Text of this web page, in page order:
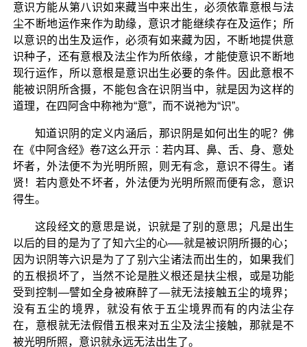
意识方能从第八识如来藏当中来出生，必须依靠意根与法
尘不断地运作来作为助缘，意识才能继续存在及运作；所
以意识的出生及运作，必须有如来藏为因，不断地提供意
识种子，还有意根及法尘作为所依缘，才能使意识不断地
现行运作，所以意根是意识出生必要的条件。因此意根不
能被识阴所含摄，不能包含在识阴当中，就是因为这样的
道理，在四阿含中称祂为“意”，而不说祂为“识”。
知道识阴的定义内涵后，那识阴是如何出生的呢？佛
在《中阿含经》卷7这么开示︰若内耳、鼻、舌、身、意处
坏者，外法便不为光明所照，则无有念，意识不得生。诸
贤！若内意处不坏者，外法便为光明所照而便有念，意识
得生。
这段经文的意思是说，识就是了别的意思；凡是出生
以后的目的是为了了知六尘的心──就是被识阴所摄的心；
因为识阴等六识是为了了别六尘诸法而出生的，如果我们
的五根损坏了，当然不论是胜义根还是扶尘根，或是功能
受到控制—譬如全身被麻醉了—就无法接触五尘的境界；
没有五尘的境界，就没有依于五尘境界而有的内法尘存
在，意根就无法假借五根来对五尘及法尘接触，那就是不
被光明所照，意识就永远无法出生了。